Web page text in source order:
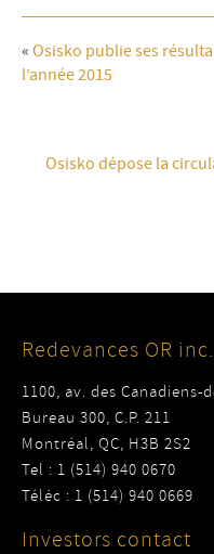
« Osisko publie ses
l’année 2015
Osisko dépose la
Redevances OR inc.
1100, av. des Canadiens-
Bureau 300, C.P. 211
Montréal, QC, H3B 2S2
Tel : 1 (514) 940 0670
Téléc : 1 (514) 940 0669
Investors contact